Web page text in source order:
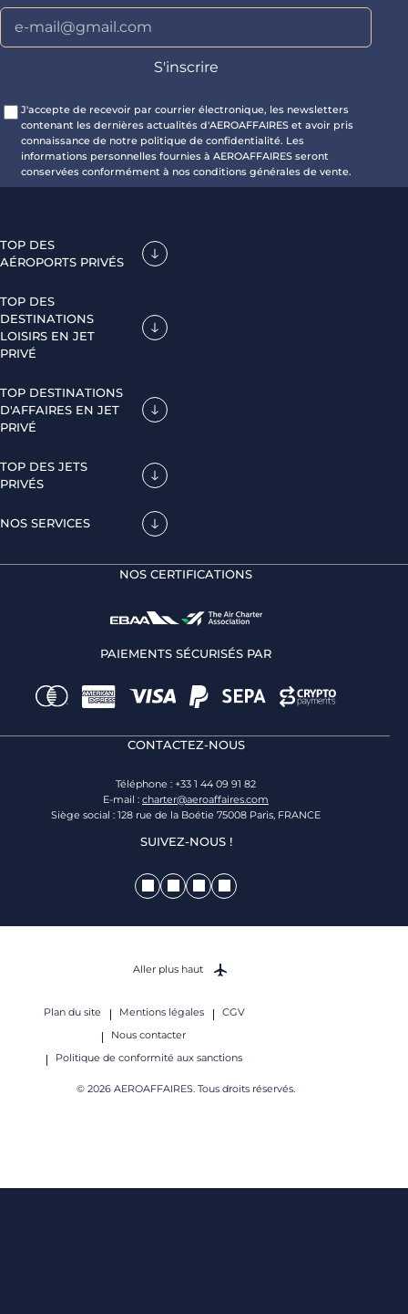
J'accepte de recevoir par courrier électronique, les newsletters
contenant les dernières actualités d'AEROAFFAIRES et avoir pris
connaissance de notre politique de confidentialité. Les
informations personnelles fournies à AEROAFFAIRES seront
conservées conformément à nos conditions générales de vente.
TOP DES
AÉROPORTS PRIVÉS
TOP DES
DESTINATIONS
LOISIRS EN JET
PRIVÉ
TOP DESTINATIONS
D'AFFAIRES EN JET
PRIVÉ
TOP DES JETS
PRIVÉS
NOS SERVICES
NOS CERTIFICATIONS
PAIEMENTS SÉCURISÉS PAR
CONTACTEZ-NOUS
Téléphone : +33 1 44 09 91 82
E-mail : charter@aeroaffaires.com
Siège social : 128 rue de la Boétie 75008 Paris, FRANCE
SUIVEZ-NOUS !
Plan du site Mentions légales
CGV
Nous contacter
Politique de conformité aux sanctions
© 2026 AEROAFFAIRES. Tous droits réservés.
Aller plus haut